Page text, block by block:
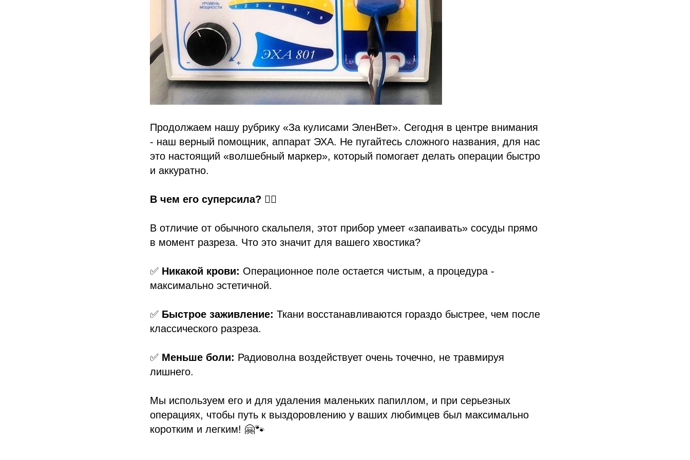
Продолжаем нашу рубрику «За кулисами ЭленВет». Сегодня в центре внимания
- наш верный помощник, аппарат ЭХА. Не пугайтесь сложного названия, для нас
это настоящий «волшебный маркер», который помогает делать операции быстро
и аккуратно.
В чем его суперсила? 🦸‍♂️
В отличие от обычного скальпеля, этот прибор умеет «запаивать» сосуды прямо
в момент разреза. Что это значит для вашего хвостика?
✅ Никакой крови: Операционное поле остается чистым, а процедура -
максимально эстетичной.
✅ Быстрое заживление: Ткани восстанавливаются гораздо быстрее, чем после
классического разреза.
✅ Меньше боли: Радиоволна воздействует очень точечно, не травмируя
лишнего.
Мы используем его и для удаления маленьких папиллом, и при серьезных
операциях, чтобы путь к выздоровлению у ваших любимцев был максимально
коротким и легким! 🤗🐾